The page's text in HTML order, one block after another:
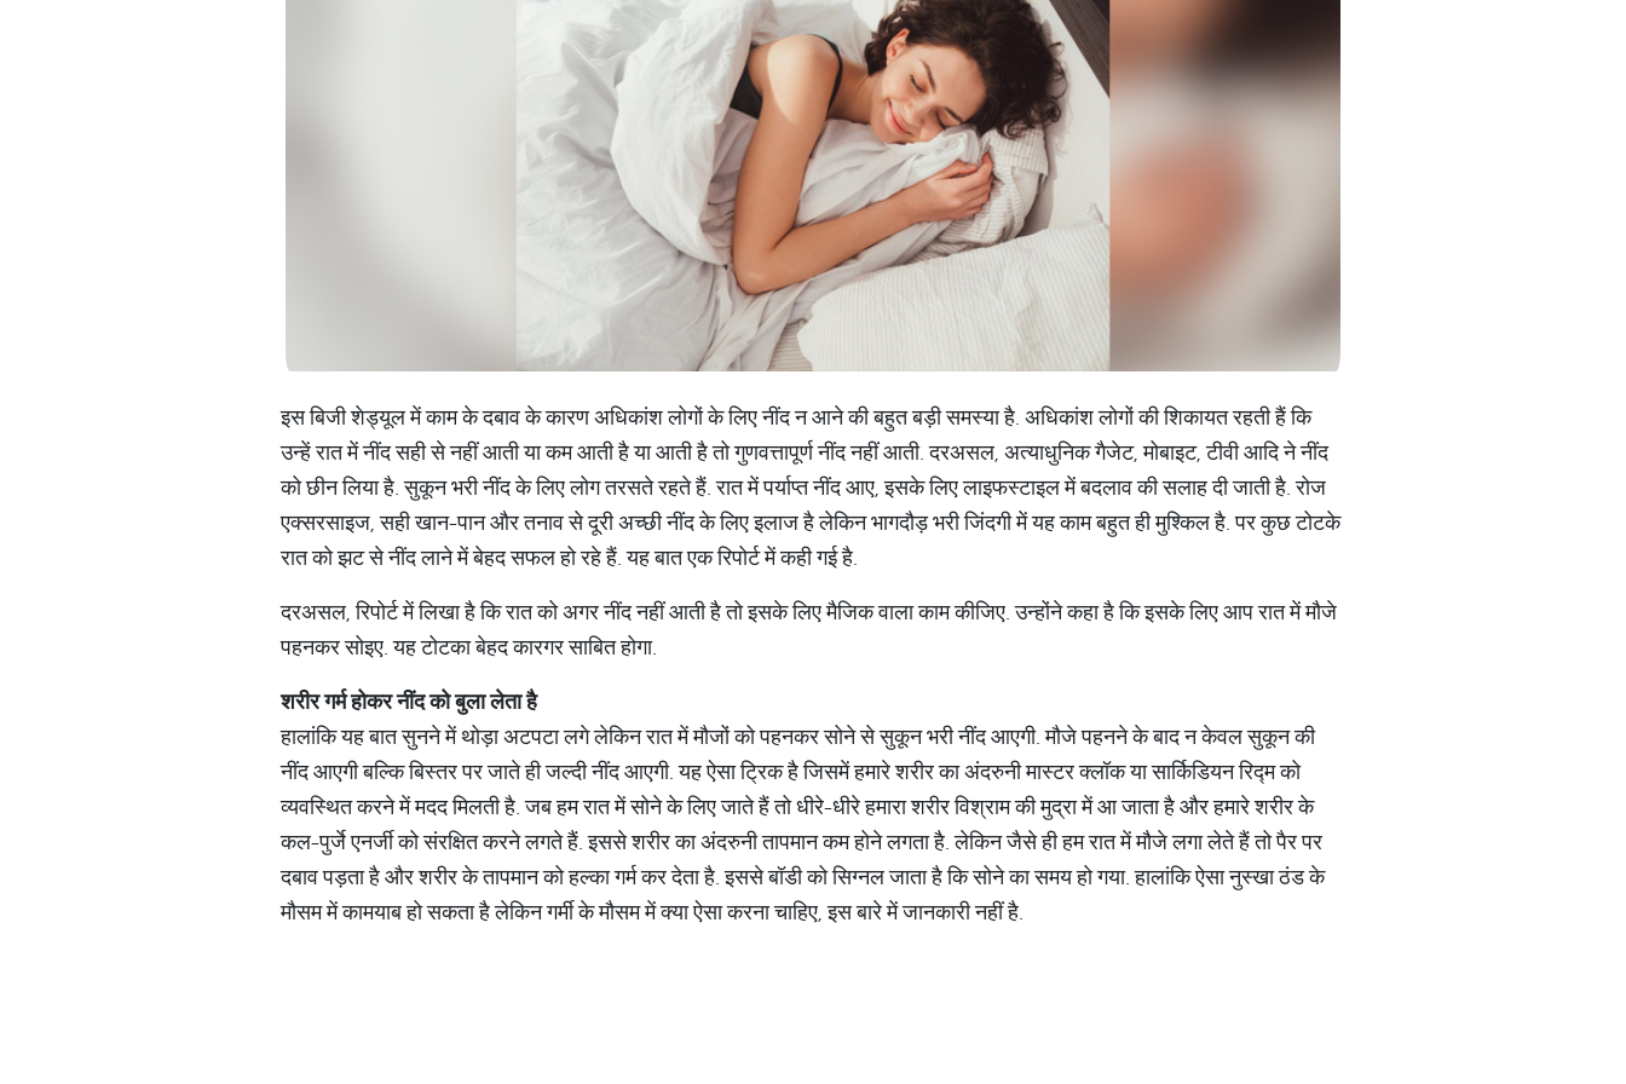
इस बिजी शेड्यूल में काम के दबाव के कारण अधिकांश लोगों के लिए नींद न आने की बहुत बड़ी समस्या है. अधिकांश लोगों की शिकायत रहती हैं कि
उन्हें रात में नींद सही से नहीं आती या कम आती है या आती है तो गुणवत्तापूर्ण नींद नहीं आती. दरअसल, अत्याधुनिक गैजेट, मोबाइट, टीवी आदि ने नींद
को छीन लिया है. सुकून भरी नींद के लिए लोग तरसते रहते हैं. रात में पर्याप्त नींद आए, इसके लिए लाइफस्टाइल में बदलाव की सलाह दी जाती है. रोज
एक्सरसाइज, सही खान-पान और तनाव से दूरी अच्छी नींद के लिए इलाज है लेकिन भागदौड़ भरी जिंदगी में यह काम बहुत ही मुश्किल है. पर कुछ टोटके
रात को झट से नींद लाने में बेहद सफल हो रहे हैं. यह बात एक रिपोर्ट में कही गई है.
दरअसल, रिपोर्ट में लिखा है कि रात को अगर नींद नहीं आती है तो इसके लिए मैजिक वाला काम कीजिए. उन्होंने कहा है कि इसके लिए आप रात में मौजे
पहनकर सोइए. यह टोटका बेहद कारगर साबित होगा.
शरीरगर्महोकरनींदकोबुलालेता है
हालांकि यह बात सुनने में थोड़ा अटपटा लगे लेकिन रात में मौजों को पहनकर सोने से सुकून भरी नींद आएगी. मौजे पहनने के बाद न केवल सुकून की
नींद आएगी बल्कि बिस्तर पर जाते ही जल्दी नींद आएगी. यह ऐसा ट्रिक है जिसमें हमारे शरीर का अंदरुनी मास्टर क्लॉक या सार्किडियन रिद्म को
व्यवस्थित करने में मदद मिलती है. जब हम रात में सोने के लिए जाते हैं तो धीरे-धीरे हमारा शरीर विश्राम की मुद्रा में आ जाता है और हमारे शरीर के
कल-पुर्जे एनर्जी को संरक्षित करने लगते हैं. इससे शरीर का अंदरुनी तापमान कम होने लगता है. लेकिन जैसे ही हम रात में मौजे लगा लेते हैं तो पैर पर
दबाव पड़ता है और शरीर के तापमान को हल्का गर्म कर देता है. इससे बॉडी को सिग्नल जाता है कि सोने का समय हो गया. हालांकि ऐसा नुस्खा ठंड के
मौसम में कामयाब हो सकता है लेकिन गर्मी के मौसम में क्या ऐसा करना चाहिए, इस बारे में जानकारी नहीं है.